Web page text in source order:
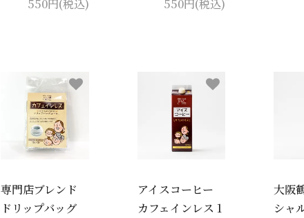
550円(税込)
550円(税込)
専門店ブレンド
ドリップバッグ
アイスコーヒー
カフェインレス 1
大阪
シャ